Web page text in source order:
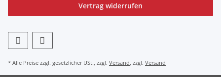
Vertrag widerrufen
* Alle Preise zzgl. gesetzlicher USt., zzgl. Versand , zzgl. Versand